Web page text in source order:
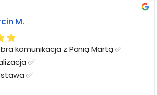
M.
komunikacja z Panią Martą ✅
✅
✅